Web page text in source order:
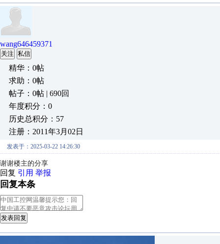
wang646459371
关注 私信
精华：0帖
求助：0帖
帖子：0帖 | 690回
年度积分：0
历史总积分：57
注册：2011年3月02日
发表于：2025-03-22 14:26:30
谢谢楼主的分享
回复 引用 举报
回复本条
发表回复